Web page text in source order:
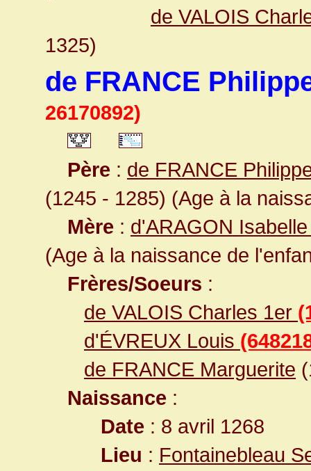
de VALOIS
1325)
de FRANCE
26170892)
Père : de FRANCE
(1245 - 1285) (Age à la
Mère : d'ARAGON
(Age à la naissance de
Frères/Soeurs :
de VALOIS Charles 1er
d'ÉVREUX Louis
de FRANCE Marguerite
Naissance :
Date : 8 avril 1268
Lieu : Fontainebleau